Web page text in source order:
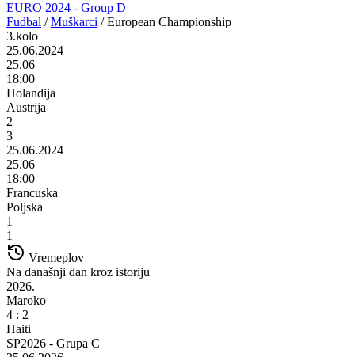
EURO 2024 - Group D
Fudbal / Muškarci / European Championship
3.kolo
25.06.2024
25.06
18:00
Holandija
Austrija
2
3
25.06.2024
25.06
18:00
Francuska
Poljska
1
1
Vremeplov
Na današnji dan kroz istoriju
2026.
Maroko
4 : 2
Haiti
SP2026 - Grupa C